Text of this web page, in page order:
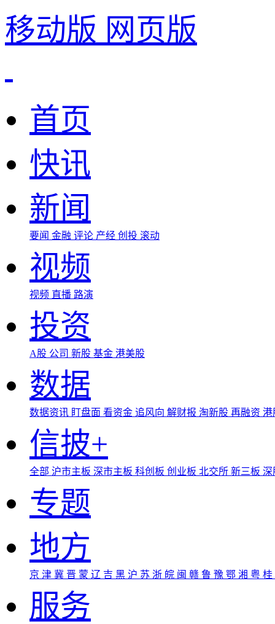
移动版 网页版
首页
快讯
新闻
要闻 金融 评论 产经 创投 滚动
视频
视频 直播 路演
投资
A股 公司 新股 基金 港美股
数据
数据资讯 盯盘面 看资金 追风向 解财报 淘新股 再融资
信披+
全部 沪市主板 深市主板 科创板 创业板 北交所 新三板
专题
地方
京 津 冀 晋 蒙 辽 吉 黑 沪 苏 浙 皖 闽 赣 鲁 豫 鄂 湘 粤 桂
服务